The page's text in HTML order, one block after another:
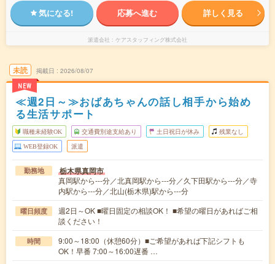
気になる! 応募へ進む 詳しく見る
派遣会社 ケアスタッフィング株式会社
未読
NEW
掲載日 2026/08/07
≪週2日～≫おばあちゃんの話し相手から始め
る生活サポート
職種未経験OK 交通費別途支給あり 土日祝日が休み 残業なし
WEB登録OK 派遣
勤務地 栃木県真岡市
真岡駅から---分／北真岡駅から---分／久下田駅から---分／寺
内駅から---分／北山(栃木県)駅から---分
曜日頻度
週2日～OK ■曜日固定の相談OK！ ■希望の曜日があればご相
談ください！
時間
9:00～18:00（休憩60分）■ご希望があれば下記シフトも
OK！早番 7:00～16:00遅番 …